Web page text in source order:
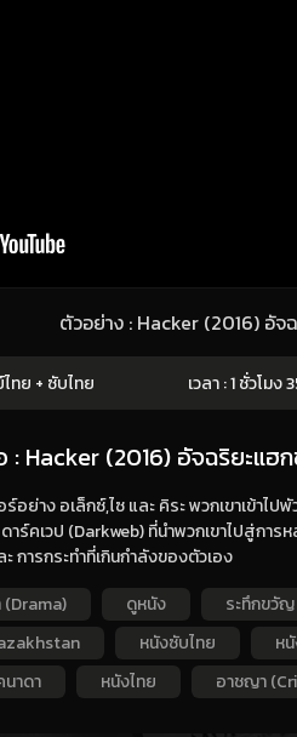
ตัวอย่าง : Hacker (2016) อัจ
ทย + ซับไทย เวลา : 1 ชั่วโมง
: Hacker (2016) อัจฉริยะแฮ
ร์อย่าง อเล็กซ์,ไซ และ คิระ พวกเขาเข้า
าร์คเวป (Darkweb) ที่นำพวกเขาไปสู่กา
ะ การกระทำที่เกินกำลังของตัวเอง
(Drama)
ดูหนัง ระทึกขวั
หนังซับไทย ห
าดา
หนังไทย อาชญา